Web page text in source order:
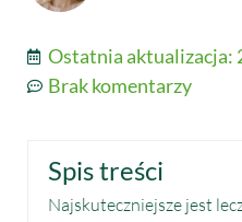
Ostatnia aktualizacja:
Brak komentarzy
Spis treści
Najskuteczniejsze jest